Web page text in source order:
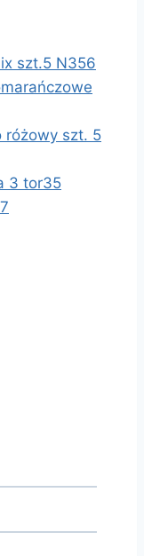
szt.5 N356
różowy szt. 5
3 tor35